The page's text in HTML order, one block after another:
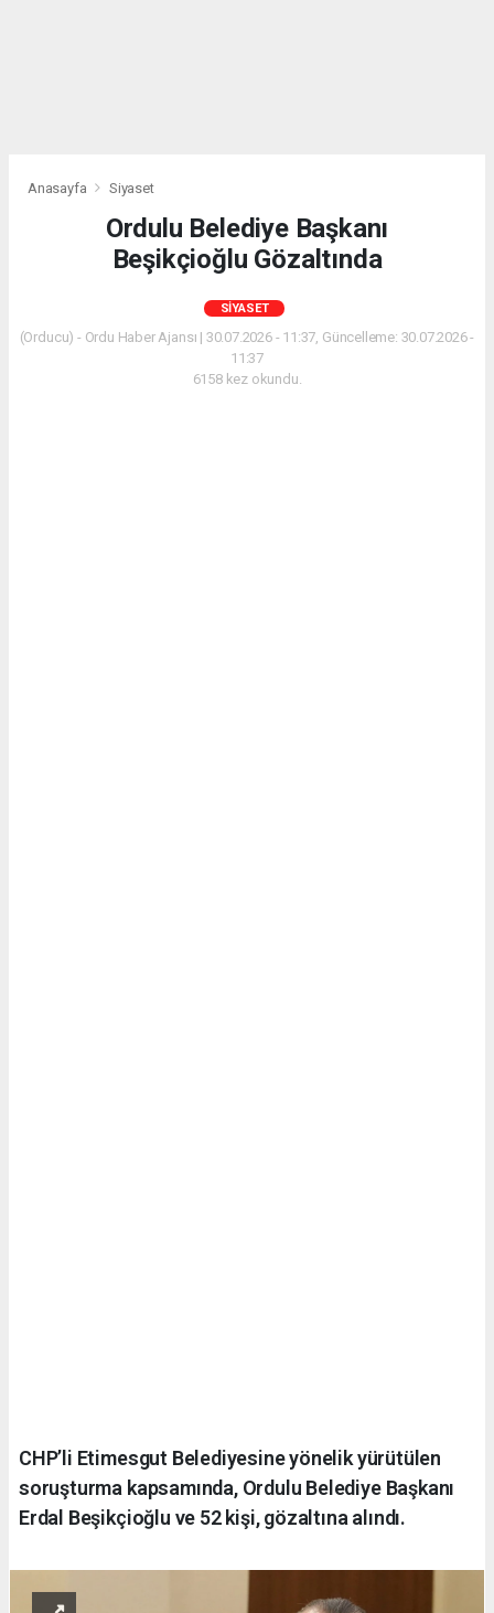
Anasayfa Siyaset
Ordulu Belediye Başkanı
Beşikçioğlu Gözaltında
SIYASET
(Orducu) - Ordu Haber Ajansı | 30.07.2026 - 11:37, Güncelleme: 30.07.2026 -
11:37
6158 kez okundu.
CHP’li Etimesgut Belediyesine yönelik yürütülen
soruşturma kapsamında, Ordulu Belediye Başkanı
Erdal Beşikçioğlu ve 52 kişi, gözaltına alındı.